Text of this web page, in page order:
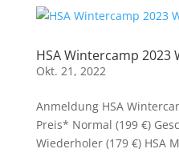
HSA Wintercamp 2023
Okt. 21, 2022
Anmeldung HSA
Preis* Normal (199 €)
Wiederholer (179 €) HSA